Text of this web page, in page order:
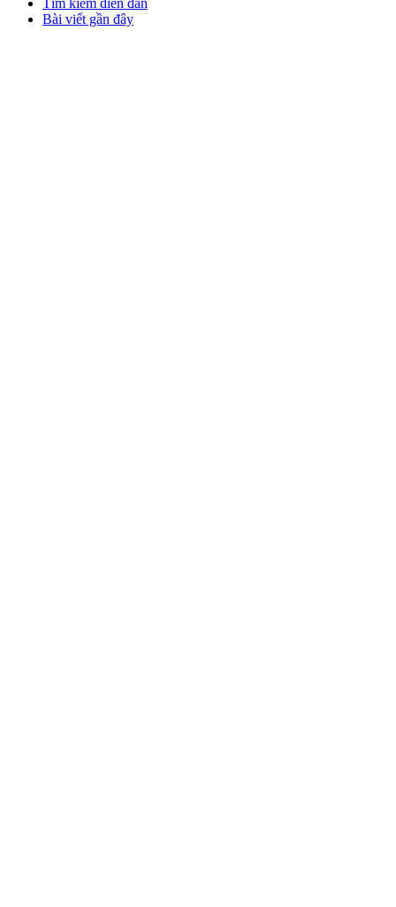
Bài viết gần đây